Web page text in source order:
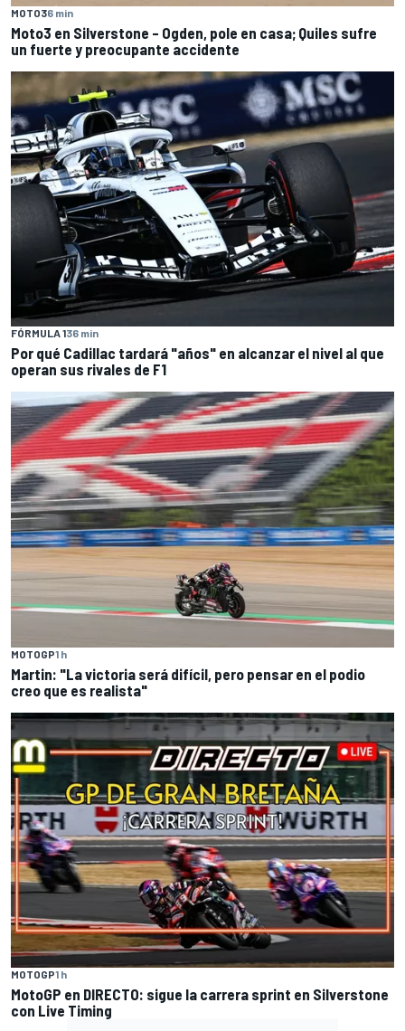
MOTO36 min
Moto3 en Silverstone – Ogden, pole en casa; Quiles sufre
un fuerte y preocupante accidente
FÓRMULA 136 min
Por qué Cadillac tardará "años" en alcanzar el nivel al que
operan sus rivales de F1
MOTOGP1 h
Martin: "La victoria será difícil, pero pensar en el podio
creo que es realista"
MOTOGP1 h
MotoGP en DIRECTO: sigue la carrera sprint en Silverstone
con Live Timing